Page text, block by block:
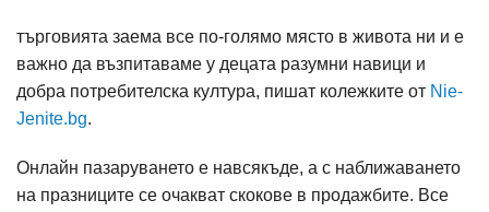
търговията заема все по-голямо място в живота ни и е
важно да възпитаваме у децата разумни навици и
добра потребителска култура, пишат колежките от Nie-
Jenite.bg.
Онлайн пазаруването е навсякъде, а с наближаването
на празниците се очакват скокове в продажбите. Все